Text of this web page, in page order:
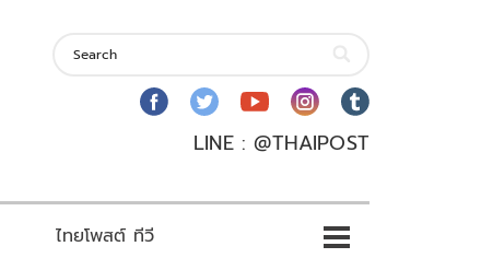
LINE : @THAIPOST
ไทยโพสต์ ทีวี